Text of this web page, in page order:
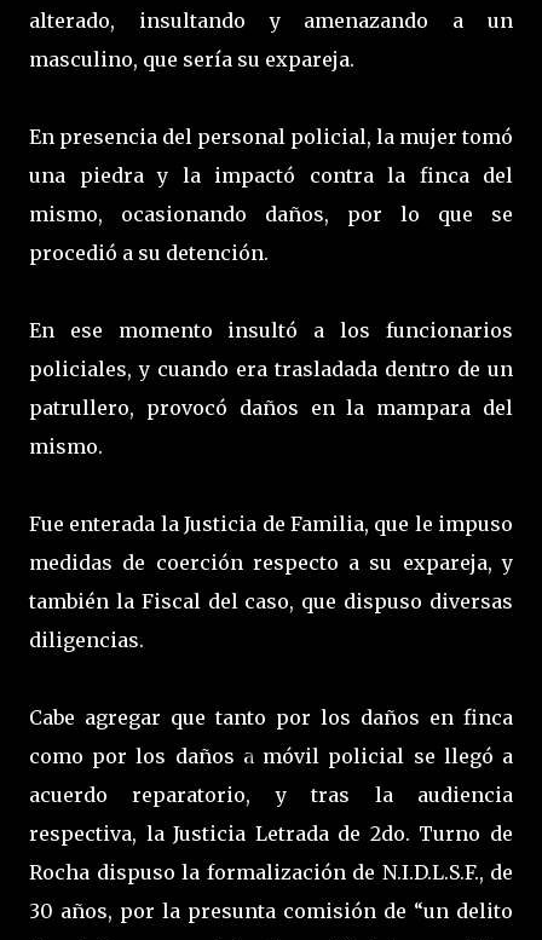
alterado, insultando y amenazando a un
masculino, que sería su expareja.
En presencia del personal policial, la mujer tomó
una piedra y la impactó contra la finca del
mismo, ocasionando daños, por lo que se
procedió a su detención.
En ese momento insultó a los funcionarios
policiales, y cuando era trasladada dentro de un
patrullero, provocó daños en la mampara del
mismo.
Fue enterada la Justicia de Familia, que le impuso
medidas de coerción respecto a su expareja, y
también la Fiscal del caso, que dispuso diversas
diligencias.
Cabe agregar que tanto por los daños en finca
como por los daños a móvil policial se llegó a
acuerdo reparatorio, y tras la audiencia
respectiva, la Justicia Letrada de 2do. Turno de
Rocha dispuso la formalización de N.I.D.L.S.F., de
30 años, por la presunta comisión de “un delito